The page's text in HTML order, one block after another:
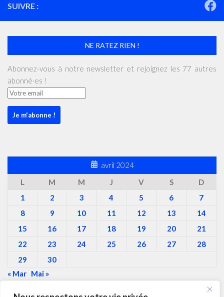
SUIVRE :
NE RATEZ RIEN !
Abonnez-vous à notre newsletter et rejoignez les 77 autres
abonné·es !
avril 2024
L
M M J V S
D
1
2 3 4 5 6
7
8
9 10 11 12 13
14
15
16 17 18 19 20
21
22
23 24 25 26 27
28
29
30
« Mar Mai »